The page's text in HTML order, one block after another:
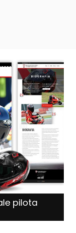
pilota